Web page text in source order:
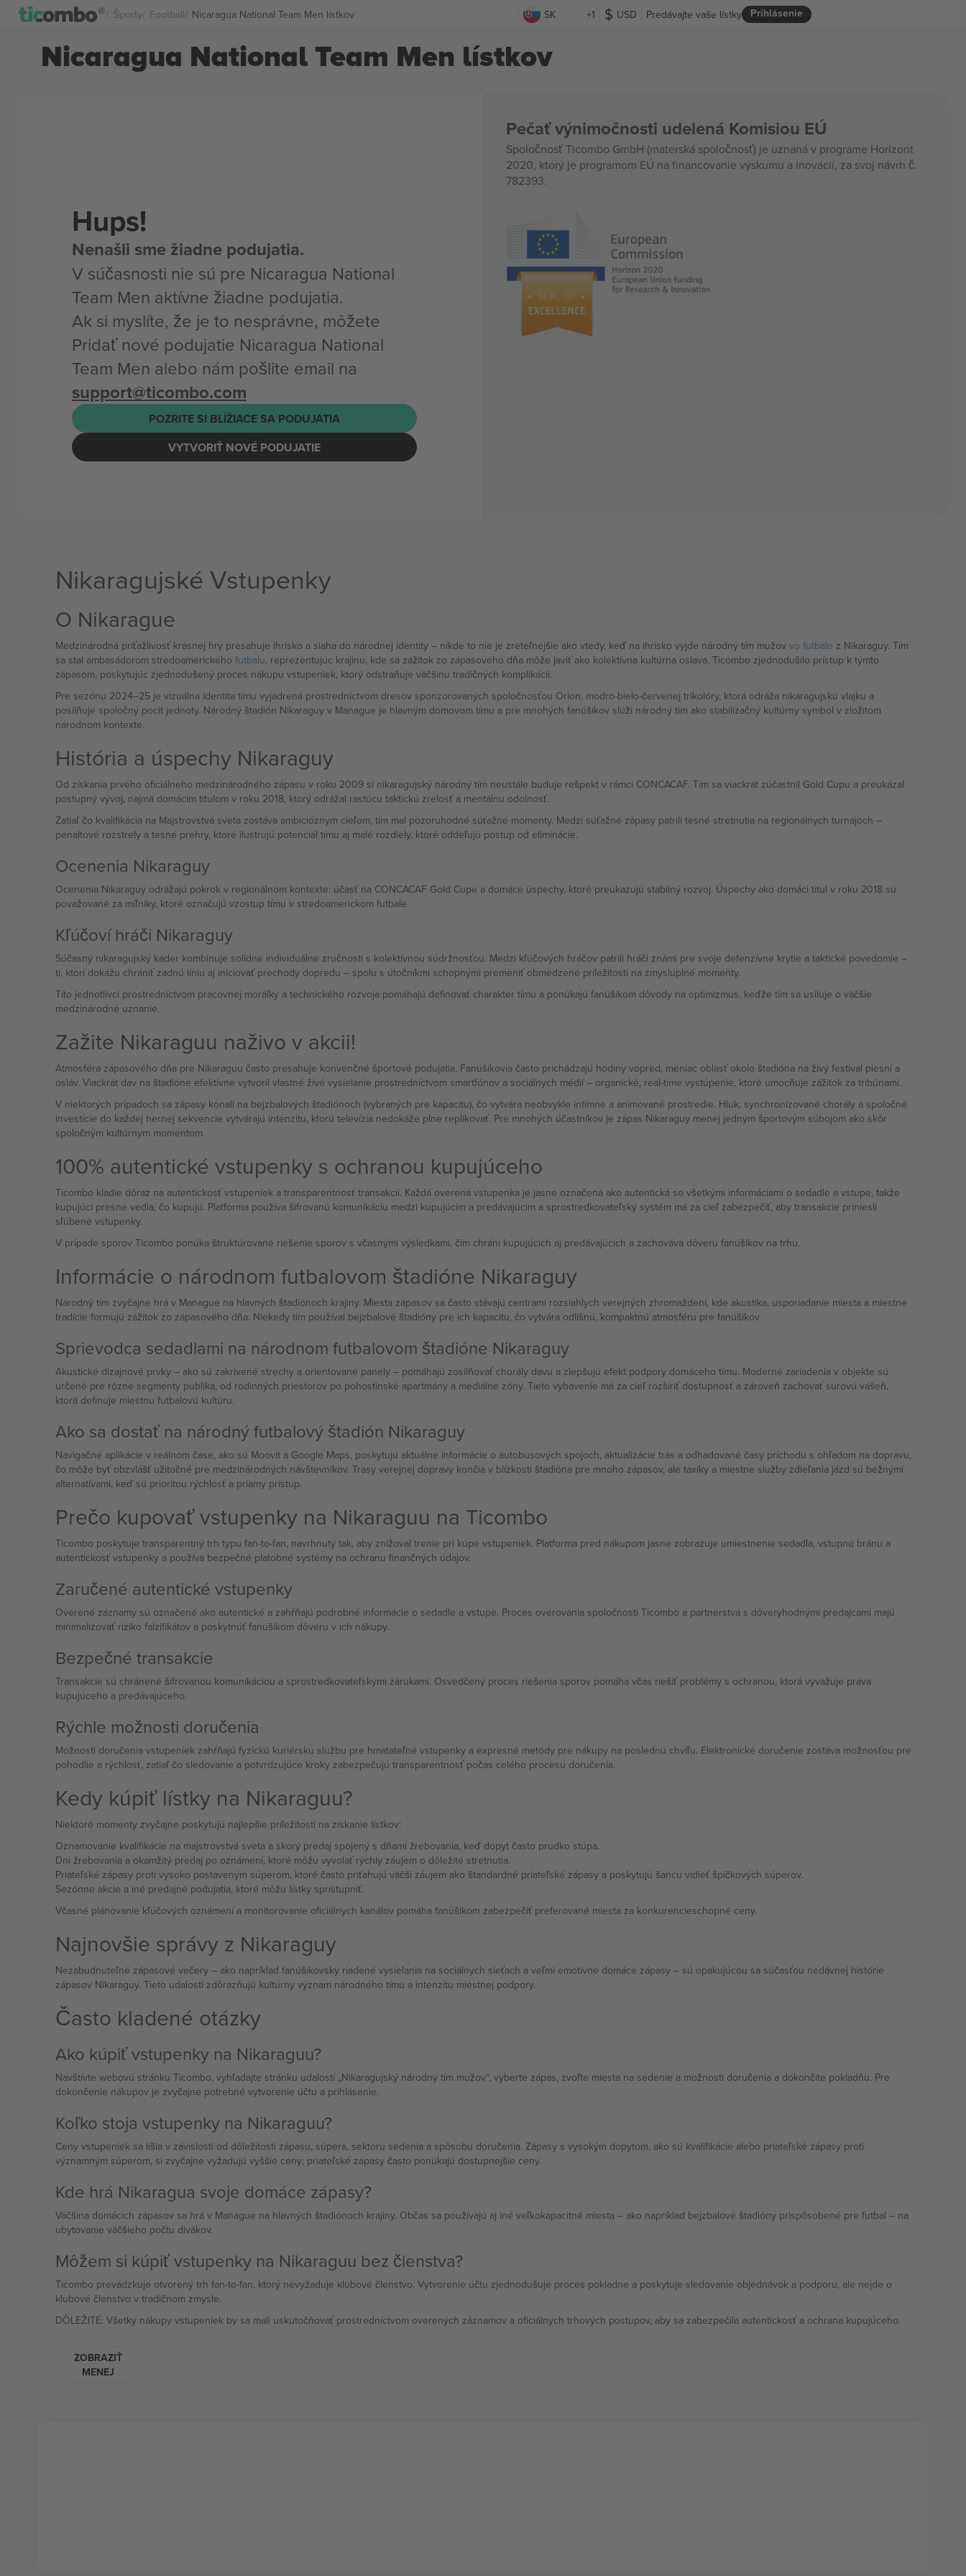
Športy Football Nicaragua National Team Men lístkov SK +1 USD Prihlásenie
Predávajte vaše lístky
Nicaragua National Team Men lístkov
Hups!
Nenašli sme žiadne podujatia.
V súčasnosti nie sú pre Nicaragua National
Team Men aktívne žiadne podujatia.
Ak si myslíte, že je to nesprávne, môžete
Pridať nové podujatie Nicaragua National
Team Men alebo nám pošlite email na
support@ticombo.com
POZRITE SI BLÍŽIACE SA PODUJATIA
VYTVORIŤ NOVÉ PODUJATIE
Pečať výnimočnosti udelená Komisiou EÚ
Spoločnosť Ticombo GmbH (materská spoločnosť) je uznaná v programe Horizont
2020, ktorý je programom EÚ na financovanie výskumu a inovácií, za svoj návrh č.
782393.
Nikaragujské Vstupenky
O Nikarague
Medzinárodná príťažlivosť krásnej hry presahuje ihrisko a siaha do národnej identity – nikde to nie je zreteľnejšie ako vtedy, keď na ihrisko vyjde národný tím mužov vo futbale z Nikaraguy. Tím
sa stal ambasádorom stredoamerického futbalu, reprezentujúc krajinu, kde sa zážitok zo zápasového dňa môže javiť ako kolektívna kultúrna oslava. Ticombo zjednodušilo prístup k týmto
zápasom, poskytujúc zjednodušený proces nákupu vstupeniek, ktorý odstraňuje väčšinu tradičných komplikácií.
Pre sezónu 2024–25 je vizuálna identita tímu vyjadrená prostredníctvom dresov sponzorovaných spoločnosťou Orion, modro-bielo-červenej trikolóry, ktorá odráža nikaragujskú vlajku a
posilňuje spoločný pocit jednoty. Národný štadión Nikaraguy v Manague je hlavným domovom tímu a pre mnohých fanúšikov slúži národný tím ako stabilizačný kultúrny symbol v zložitom
národnom kontexte.
História a úspechy Nikaraguy
Od získania prvého oficiálneho medzinárodného zápasu v roku 2009 si nikaragujský národný tím neustále buduje rešpekt v rámci CONCACAF. Tím sa viackrát zúčastnil Gold Cupu a preukázal
postupný vývoj, najmä domácim titulom v roku 2018, ktorý odrážal rastúcu taktickú zrelosť a mentálnu odolnosť.
Zatiaľ čo kvalifikácia na Majstrovstvá sveta zostáva ambicióznym cieľom, tím mal pozoruhodné súťažné momenty. Medzi súťažné zápasy patrili tesné stretnutia na regionálnych turnajoch –
penaltové rozstrely a tesné prehry, ktoré ilustrujú potenciál tímu aj malé rozdiely, ktoré oddeľujú postup od eliminácie.
Ocenenia Nikaraguy
Ocenenia Nikaraguy odrážajú pokrok v regionálnom kontexte: účasť na CONCACAF Gold Cupe a domáce úspechy, ktoré preukazujú stabilný rozvoj. Úspechy ako domáci titul v roku 2018 sú
považované za míľniky, ktoré označujú vzostup tímu v stredoamerickom futbale.
Kľúčoví hráči Nikaraguy
Súčasný nikaragujský káder kombinuje solídne individuálne zručnosti s kolektívnou súdržnosťou. Medzi kľúčových hráčov patrili hráči známi pre svoje defenzívne krytie a taktické povedomie –
tí, ktorí dokážu chrániť zadnú líniu aj iniciovať prechody dopredu – spolu s útočníkmi schopnými premeniť obmedzené príležitosti na zmysluplné momenty.
Títo jednotlivci prostredníctvom pracovnej morálky a technického rozvoja pomáhajú definovať charakter tímu a ponúkajú fanúšikom dôvody na optimizmus, keďže tím sa usiluje o väčšie
medzinárodné uznanie.
Zažite Nikaraguu naživo v akcii!
Atmosféra zápasového dňa pre Nikaraguu často presahuje konvenčné športové podujatia. Fanúšikovia často prichádzajú hodiny vopred, meniac oblasť okolo štadióna na živý festival piesní a
osláv. Viackrát dav na štadióne efektívne vytvoril vlastné živé vysielanie prostredníctvom smartfónov a sociálnych médií – organické, real-time vystúpenie, ktoré umocňuje zážitok za tribúnami.
V niektorých prípadoch sa zápasy konali na bejzbalových štadiónoch (vybraných pre kapacitu), čo vytvára neobvykle intímne a animované prostredie. Hluk, synchronizované chorály a spoločné
investície do každej hernej sekvencie vytvárajú intenzitu, ktorú televízia nedokáže plne replikovať. Pre mnohých účastníkov je zápas Nikaraguy menej jedným športovým súbojom ako skôr
spoločným kultúrnym momentom.
100% autentické vstupenky s ochranou kupujúceho
Ticombo kladie dôraz na autentickosť vstupeniek a transparentnosť transakcií. Každá overená vstupenka je jasne označená ako autentická so všetkými informáciami o sedadle a vstupe, takže
kupujúci presne vedia, čo kupujú. Platforma používa šifrovanú komunikáciu medzi kupujúcim a predávajúcim a sprostredkovateľský systém má za cieľ zabezpečiť, aby transakcie priniesli
sľúbené vstupenky.
V prípade sporov Ticombo ponúka štruktúrované riešenie sporov s včasnými výsledkami, čím chráni kupujúcich aj predávajúcich a zachováva dôveru fanúšikov na trhu.
Informácie o národnom futbalovom štadióne Nikaraguy
Národný tím zvyčajne hrá v Manague na hlavných štadiónoch krajiny. Miesta zápasov sa často stávajú centrami rozsiahlych verejných zhromaždení, kde akustika, usporiadanie miesta a miestne
tradície formujú zážitok zo zápasového dňa. Niekedy tím používal bejzbalové štadióny pre ich kapacitu, čo vytvára odlišnú, kompaktnú atmosféru pre fanúšikov.
Sprievodca sedadlami na národnom futbalovom štadióne Nikaraguy
Akustické dizajnové prvky – ako sú zakrivené strechy a orientované panely – pomáhajú zosilňovať chorály davu a zlepšujú efekt podpory domáceho tímu. Moderné zariadenia v objekte sú
určené pre rôzne segmenty publika, od rodinných priestorov po pohostinské apartmány a mediálne zóny. Tieto vybavenie má za cieľ rozšíriť dostupnosť a zároveň zachovať surovú vášeň,
ktorá definuje miestnu futbalovú kultúru.
Ako sa dostať na národný futbalový štadión Nikaraguy
Navigačné aplikácie v reálnom čase, ako sú Moovit a Google Maps, poskytujú aktuálne informácie o autobusových spojoch, aktualizácie trás a odhadované časy príchodu s ohľadom na dopravu,
čo môže byť obzvlášť užitočné pre medzinárodných návštevníkov. Trasy verejnej dopravy končia v blízkosti štadióna pre mnoho zápasov, ale taxíky a miestne služby zdieľania jázd sú bežnými
alternatívami, keď sú prioritou rýchlosť a priamy prístup.
Prečo kupovať vstupenky na Nikaraguu na Ticombo
Ticombo poskytuje transparentný trh typu fan-to-fan, navrhnutý tak, aby znižoval trenie pri kúpe vstupeniek. Platforma pred nákupom jasne zobrazuje umiestnenie sedadla, vstupnú bránu a
autentickosť vstupenky a používa bezpečné platobné systémy na ochranu finančných údajov.
Zaručené autentické vstupenky
Overené záznamy sú označené ako autentické a zahŕňajú podrobné informácie o sedadle a vstupe. Proces overovania spoločnosti Ticombo a partnerstvá s dôveryhodnými predajcami majú
minimalizovať riziko falzifikátov a poskytnúť fanúšikom dôveru v ich nákupy.
Bezpečné transakcie
Transakcie sú chránené šifrovanou komunikáciou a sprostredkovateľskými zárukami. Osvedčený proces riešenia sporov pomáha včas riešiť problémy s ochranou, ktorá vyvažuje práva
kupujúceho a predávajúceho.
Rýchle možnosti doručenia
Možnosti doručenia vstupeniek zahŕňajú fyzickú kuriérsku službu pre hmatateľné vstupenky a expresné metódy pre nákupy na poslednú chvíľu. Elektronické doručenie zostáva možnosťou pre
pohodlie a rýchlosť, zatiaľ čo sledovanie a potvrdzujúce kroky zabezpečujú transparentnosť počas celého procesu doručenia.
Kedy kúpiť lístky na Nikaraguu?
Niektoré momenty zvyčajne poskytujú najlepšie príležitosti na získanie lístkov:
Oznamovanie kvalifikácie na majstrovstvá sveta a skorý predaj spojený s dňami žrebovania, keď dopyt často prudko stúpa.
Dni žrebovania a okamžitý predaj po oznámení, ktoré môžu vyvolať rýchly záujem o dôležité stretnutia.
Priateľské zápasy proti vysoko postaveným súperom, ktoré často priťahujú väčší záujem ako štandardné priateľské zápasy a poskytujú šancu vidieť špičkových súperov.
Sezónne akcie a iné predajné podujatia, ktoré môžu lístky sprístupniť.
Včasné plánovanie kľúčových oznámení a monitorovanie oficiálnych kanálov pomáha fanúšikom zabezpečiť preferované miesta za konkurencieschopné ceny.
Najnovšie správy z Nikaraguy
Nezabudnuteľné zápasové večery – ako napríklad fanúšikovsky riadené vysielania na sociálnych sieťach a veľmi emotívne domáce zápasy – sú opakujúcou sa súčasťou nedávnej histórie
zápasov Nikaraguy. Tieto udalosti zdôrazňujú kultúrny význam národného tímu a intenzitu miestnej podpory.
Často kladené otázky
Ako kúpiť vstupenky na Nikaraguu?
Navštívte webovú stránku Ticombo, vyhľadajte stránku udalostí „Nikaragujský národný tím mužov“, vyberte zápas, zvoľte miesta na sedenie a možnosti doručenia a dokončite pokladňu. Pre
dokončenie nákupov je zvyčajne potrebné vytvorenie účtu a prihlásenie.
Koľko stoja vstupenky na Nikaraguu?
Ceny vstupeniek sa líšia v závislosti od dôležitosti zápasu, súpera, sektoru sedenia a spôsobu doručenia. Zápasy s vysokým dopytom, ako sú kvalifikácie alebo priateľské zápasy proti
významným súperom, si zvyčajne vyžadujú vyššie ceny; priateľské zápasy často ponúkajú dostupnejšie ceny.
Kde hrá Nikaragua svoje domáce zápasy?
Väčšina domácich zápasov sa hrá v Manague na hlavných štadiónoch krajiny. Občas sa používajú aj iné veľkokapacitné miesta – ako napríklad bejzbalové štadióny prispôsobené pre futbal – na
ubytovanie väčšieho počtu divákov.
Môžem si kúpiť vstupenky na Nikaraguu bez členstva?
Ticombo prevádzkuje otvorený trh fan-to-fan, ktorý nevyžaduje klubové členstvo. Vytvorenie účtu zjednodušuje proces pokladne a poskytuje sledovanie objednávok a podporu, ale nejde o
klubové členstvo v tradičnom zmysle.
DÔLEŽITÉ: Všetky nákupy vstupeniek by sa mali uskutočňovať prostredníctvom overených záznamov a oficiálnych trhových postupov, aby sa zabezpečila autentickosť a ochrana kupujúceho.
ZOBRAZIŤ
MENEJ